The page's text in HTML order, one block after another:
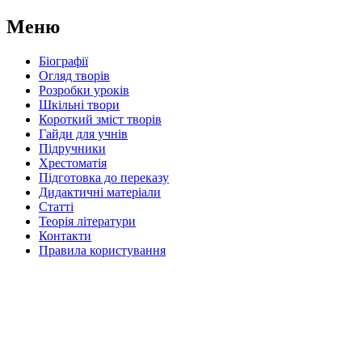
Меню
Біографії
Огляд творів
Розробки уроків
Шкільні твори
Короткий зміст творів
Гайди для учнів
Підручники
Хрестоматія
Підготовка до переказу
Дидактичні матеріали
Статті
Теорія літератури
Контакти
Правила користування